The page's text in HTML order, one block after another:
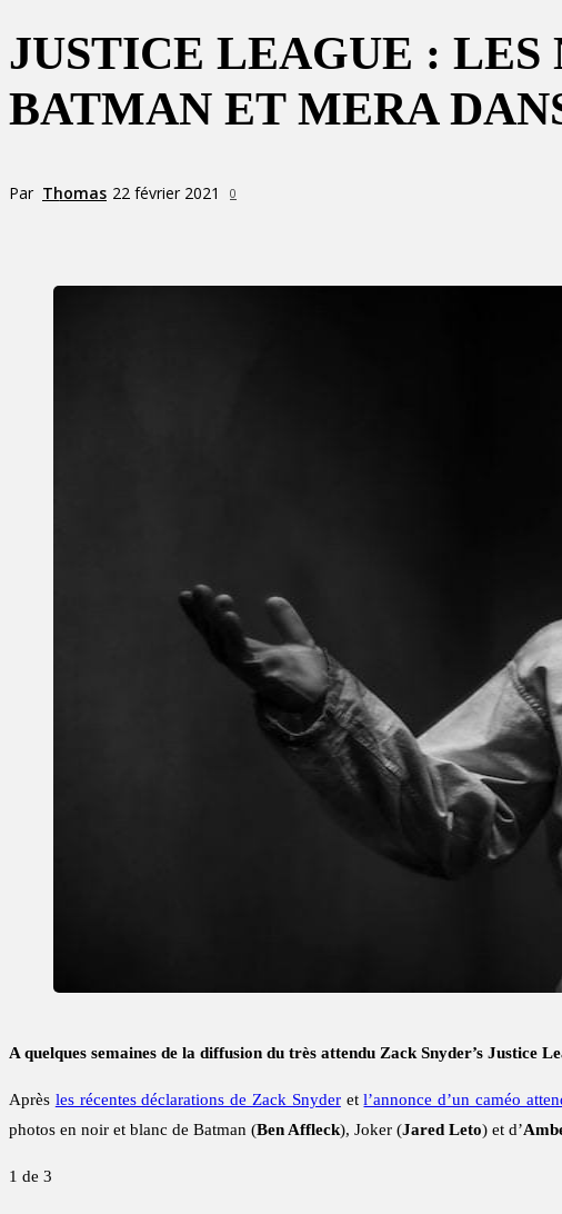
JUSTICE LEAGUE :
BATMAN ET MERA
Par Thomas 22 février 2021 0
A quelques semaines de la diffusion du très attendu Zack Snyder’s Justice
Après les récentes déclarations de Zack Snyderetl’annonce d’un caméo
photos en noir et blanc de Batman (Ben Affleck), Joker (Jared Leto) et d’
1 de 3